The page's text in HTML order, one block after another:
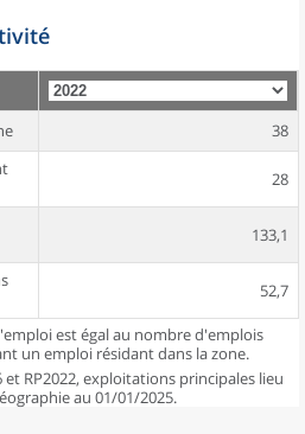
38
28
133,1
52,7
est égal au nombre d'emplois
un emploi résidant dans la zone.
et RP2022, exploitations principales lieu
au 01/01/2025.